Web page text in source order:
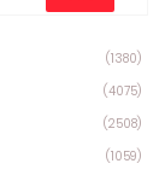
(1380)
(4075)
(2508)
(1059)